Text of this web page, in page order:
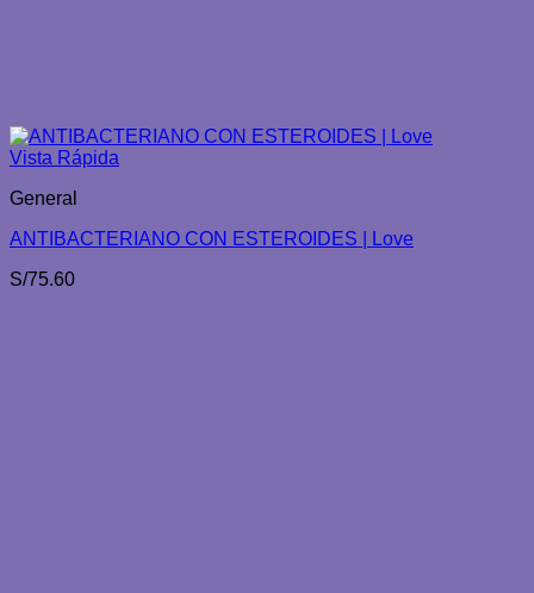
Vista Rápida
General
ANTIBACTERIANO CON ESTEROIDES | Love
S/75.60